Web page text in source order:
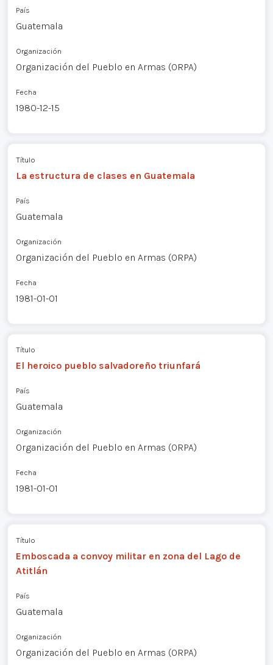
País
Guatemala
Organización
Organización del Pueblo en Armas (ORPA)
Fecha
1980-12-15
Título
La estructura de clases en Guatemala
País
Guatemala
Organización
Organización del Pueblo en Armas (ORPA)
Fecha
1981-01-01
Título
El heroico pueblo salvadoreño triunfará
País
Guatemala
Organización
Organización del Pueblo en Armas (ORPA)
Fecha
1981-01-01
Título
Emboscada a convoy militar en zona del Lago de
Atitlán
País
Guatemala
Organización
Organización del Pueblo en Armas (ORPA)